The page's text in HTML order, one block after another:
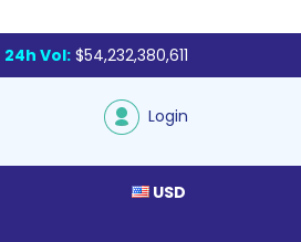
24h Vol: $54,232,380,611
Login
USD